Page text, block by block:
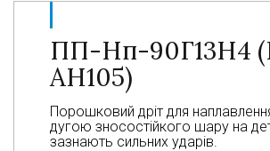
ПП-Нп-90Г13Н4
АН105)
Порошковий дріт для
дугою зносостійкого шару на
зазнають сильних ударів.